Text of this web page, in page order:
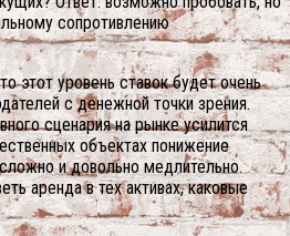
сопротивлению
этот уровень ставок будет очень
с денежной точки зрения.
сценария на рынке усилится
объектах понижение
и довольно медлительно.
аренда в тех активах, каковые